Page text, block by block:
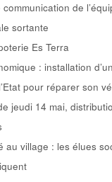
de
sortante
Es Terra
: installation
pour réparer son
jeudi 14 mai,
au village : les élues